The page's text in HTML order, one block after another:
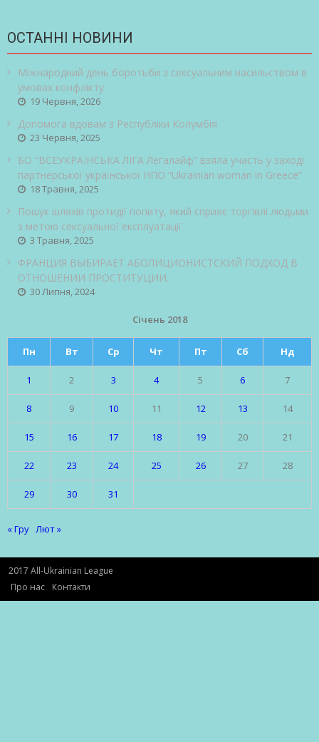
ОСТАННІ НОВИНИ
Міжнародний день боротьби з сексуальним насильством в
умовах конфлікту
19 Червня, 2026
Допомога вдовам з Республіки Колумбія
23 Червня, 2025
БО “ВСЕУКРАЇНСЬКА ЛІГА Легалайф” взяла участь у заході
партнерської української НПО “Ukrainian woman in Greece”
18 Травня, 2025
Пошук шляхів протидії попиту, який сприяє торгівлі людьми
з метою сексуальної експлуатації
3 Травня, 2025
ФРАНЦИЯ ВЫБИРАЕТ АБОЛИЦИОНИСТСКИЙ ПОДХОД В
ОТНОШЕНИИ ПРОСТИТУЦИИ.
30 Липня, 2024
Січень 2018
Пн Вт Ср Чт Пт Сб Нд
1 2 3 4 5 6 7
8 9 10 11 12 13 14
15 16 17 18 19 20 21
22 23 24 25 26 27 28
29 30 31
« Гру Лют »
2017 All-Ukrainian League
Про нас
Контакти